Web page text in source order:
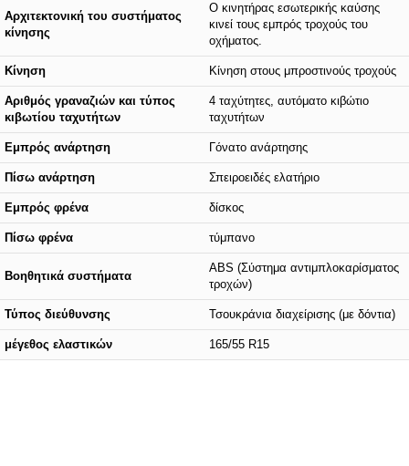
Αρχιτεκτονική του συστήματος
κίνησης
Ο κινητήρας εσωτερικής καύσης
κινεί τους εμπρός τροχούς του
οχήματος.
Κίνηση Κίνηση στους μπροστινούς τροχούς
Αριθμός γραναζιών και τύπος
κιβωτίου ταχυτήτων
4 ταχύτητες, αυτόματο κιβώτιο
ταχυτήτων
Εμπρός ανάρτηση Γόνατο ανάρτησης
Πίσω ανάρτηση Σπειροειδές ελατήριο
Εμπρός φρένα δίσκος
Πίσω φρένα τύμπανο
Βοηθητικά συστήματα
ABS (Σύστημα αντιμπλοκαρίσματος
τροχών)
Τύπος διεύθυνσης Τσουκράνια διαχείρισης (με δόντια)
μέγεθος ελαστικών 165/55 R15